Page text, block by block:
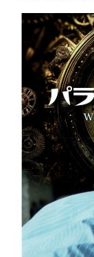
日: